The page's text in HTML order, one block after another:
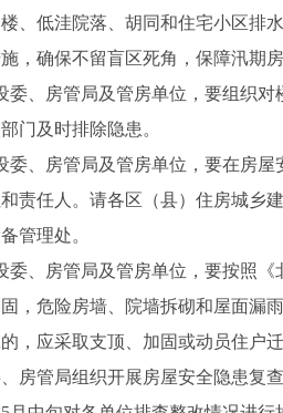
、低洼院落、胡同和住宅小区排
，确保不留盲区死角，保障汛期房
委、房管局及管房单位，要组织
门及时排除隐患。
委、房管局及管房单位，要在房
责任人。请各区（县）住房城乡
管理处。
委、房管局及管房单位，要按照
，危险房墙、院墙拆砌和屋面漏
，应采取支顶、加固或动员住户迁
房管局组织开展房屋安全隐患复